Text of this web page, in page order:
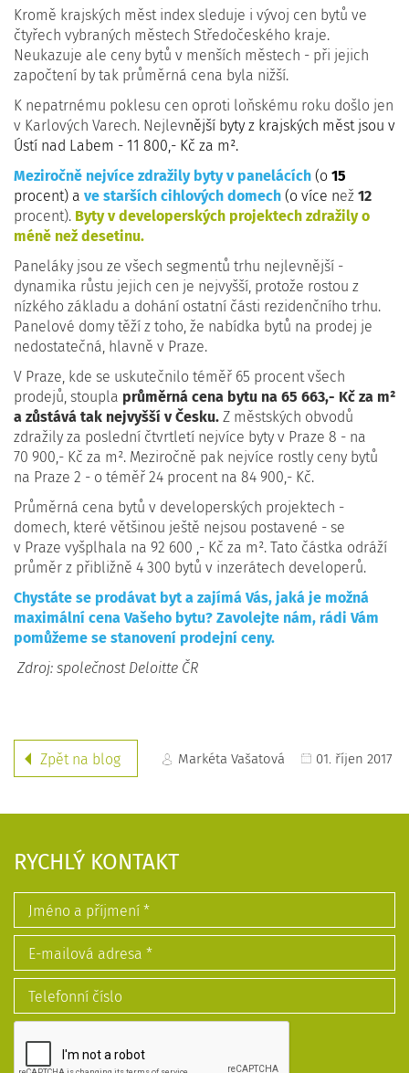
Kromě krajských měst index sleduje i vývoj cen bytů ve
čtyřech vybraných městech Středočeského kraje.
Neukazuje ale ceny bytů v menších městech - při jejich
započtení by tak průměrná cena byla nižší.
K nepatrnému poklesu cen oproti loňskému roku došlo jen
v Karlových Varech. Nejlevnější byty z krajských měst jsou v
Ústí nad Labem - 11 800,- Kč za m².
Meziročně nejvíce zdražily byty v panelácích (o 15
procent) a ve starších cihlových domech (o více než 12
procent). Byty v developerských projektech zdražily o
méně než desetinu.
Paneláky jsou ze všech segmentů trhu nejlevnější -
dynamika růstu jejich cen je nejvyšší, protože rostou z
nízkého základu a dohání ostatní části rezidenčního trhu.
Panelové domy těží z toho, že nabídka bytů na prodej je
nedostatečná, hlavně v Praze.
V Praze, kde se uskutečnilo téměř 65 procent všech
prodejů, stoupla průměrná cena bytu na 65 663,- Kč za m²
a zůstává tak nejvyšší v Česku. Z městských obvodů
zdražily za poslední čtvrtletí nejvíce byty v Praze 8 - na
70 900,- Kč za m². Meziročně pak nejvíce rostly ceny bytů
na Praze 2 - o téměř 24 procent na 84 900,- Kč.
Průměrná cena bytů v developerských projektech -
domech, které většinou ještě nejsou postavené - se
v Praze vyšplhala na 92 600 ,- Kč za m². Tato částka odráží
průměr z přibližně 4 300 bytů v inzerátech developerů.
Chystáte se prodávat byt a zajímá Vás, jaká je možná
maximální cena Vašeho bytu? Zavolejte nám, rádi Vám
pomůžeme se stanovení prodejní ceny.
Zdroj: společnost Deloitte ČR
Zpět na blog Markéta Vašatová 01. říjen 2017
RYCHLÝ KONTAKT